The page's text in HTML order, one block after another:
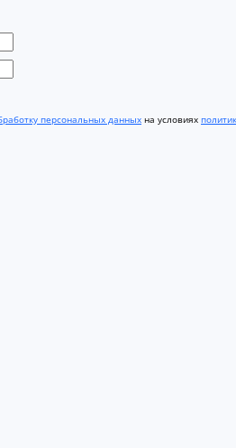
персональных данных на условиях